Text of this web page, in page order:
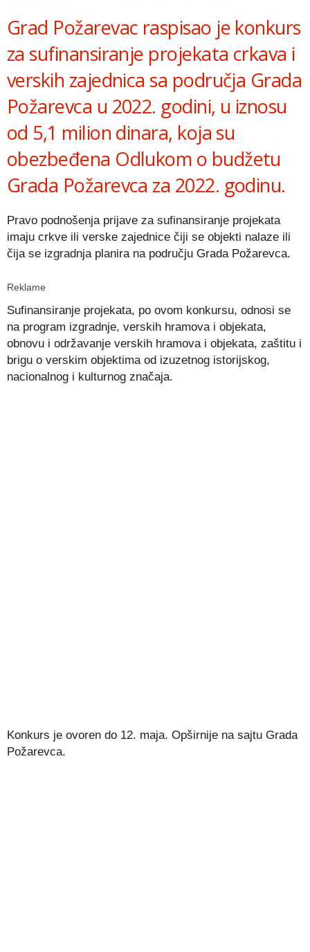
Grad Požarevac raspisao je konkurs
za sufinansiranje projekata crkava i
verskih zajednica sa područja Grada
Požarevca u 2022. godini, u iznosu
od 5,1 milion dinara, koja su
obezbeđena Odlukom o budžetu
Grada Požarevca za 2022. godinu.
Pravo podnošenja prijave za sufinansiranje projekata
imaju crkve ili verske zajednice čiji se objekti nalaze ili
čija se izgradnja planira na području Grada Požarevca.
Reklame
Sufinansiranje projekata, po ovom konkursu, odnosi se
na program izgradnje, verskih hramova i objekata,
obnovu i održavanje verskih hramova i objekata, zaštitu i
brigu o verskim objektima od izuzetnog istorijskog,
nacionalnog i kulturnog značaja.
Konkurs je ovoren do 12. maja. Opširnije na sajtu Grada
Požarevca.